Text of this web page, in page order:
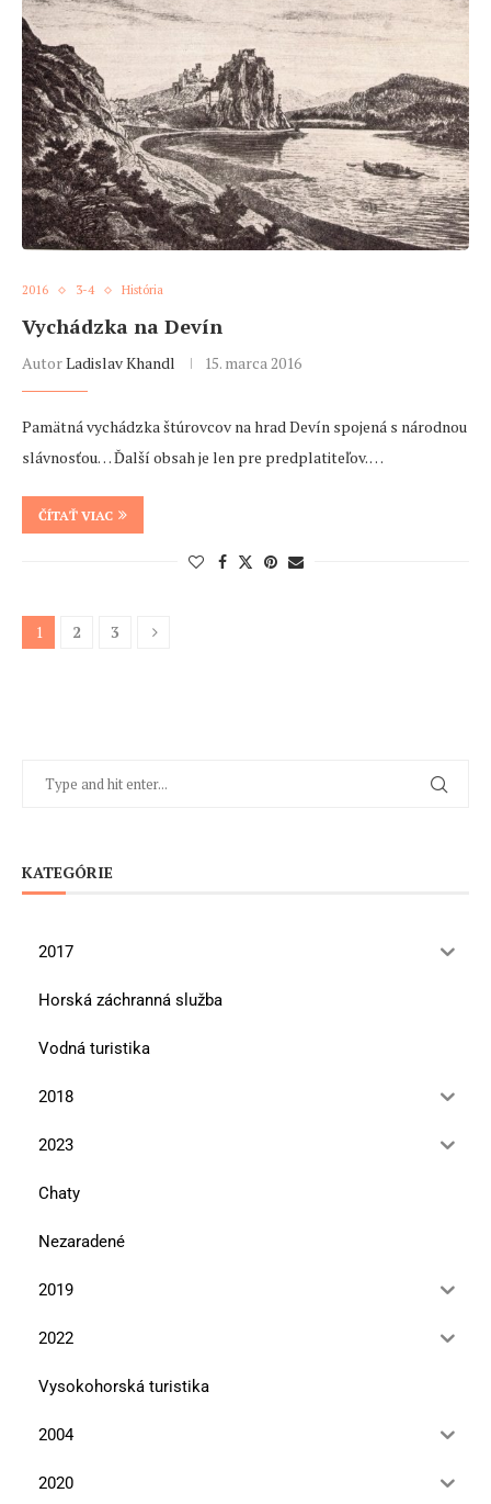
2016 3-4 História
Vychádzka na Devín
AutorLadislav Khandl 15. marca 2016
Pamätná vychádzka štúrovcov na hrad Devín spojená s národnou
slávnosťou… Ďalší obsah je len pre predplatiteľov. …
ČÍTAŤ VIAC
1 2 3
KATEGÓRIE
2017
Horská záchranná služba
Vodná turistika
2018
2023
Chaty
Nezaradené
2019
2022
Vysokohorská turistika
2004
2020